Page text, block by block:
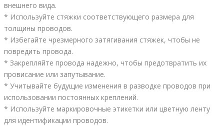
внешнего вида.
* Используйте стяжки соответствующего размера для
толщины проводов.
* Избегайте чрезмерного затягивания стяжек, чтобы не
повредить провода.
* Закрепляйте провода надежно, чтобы предотвратить их
провисание или запутывание.
* Учитывайте будущие изменения в разводке проводов при
использовании постоянных креплений.
* Используйте маркировочные этикетки или цветную ленту
для идентификации проводов.